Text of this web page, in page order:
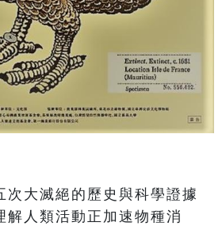
次大滅絕的歷史與科學證據
解人類活動正加速物種消